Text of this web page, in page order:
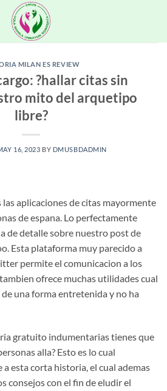
MILAN ES REVIEW
?hallar citas sin
mito del arquetipo
libre?
16, 2023 BY DMUSBDADMIN
las aplicaciones de citas mayormente
de espana. Lo perfectamente
de detalle sobre nuestro post de
Esta plataforma muy parecido a
permite el comunicacion a los
ofrece muchas utilidades cual
una forma entretenida y no ha
gratuito indumentarias tienes que
alla? Esto es lo cual
esta corta historia, el cual ademas
consejos con el fin de eludir el